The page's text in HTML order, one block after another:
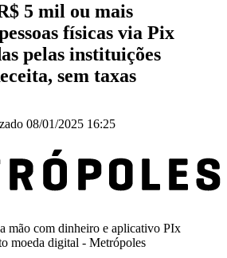
5 mil ou mais
físicas via Pix
pelas instituições
sem taxas
08/01/2025 16:25